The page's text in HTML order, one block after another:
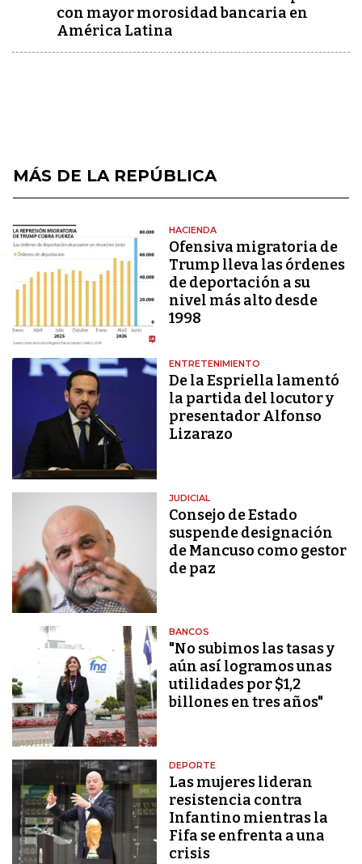
con mayor morosidad bancaria en
América Latina
MÁS DE LA REPÚBLICA
HACIENDA
Ofensiva migratoria de
Trump lleva las órdenes
de deportación a su
nivel más alto desde
1998
ENTRETENIMIENTO
De la Espriella lamentó
la partida del locutor y
presentador Alfonso
Lizarazo
JUDICIAL
Consejo de Estado
suspende designación
de Mancuso como gestor
de paz
BANCOS
"No subimos las tasas y
aún así logramos unas
utilidades por $1,2
billones en tres años"
DEPORTE
Las mujeres lideran
resistencia contra
Infantino mientras la
Fifa se enfrenta a una
crisis